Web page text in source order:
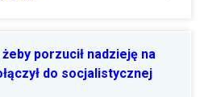
porzucił nadzieję na
do socjalistycznej